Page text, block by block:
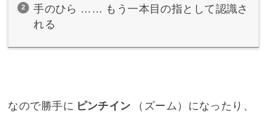
手のひら …… もう一本目の指として認識さ
れる
なので勝手に ピンチイン
（ズーム）になったり、